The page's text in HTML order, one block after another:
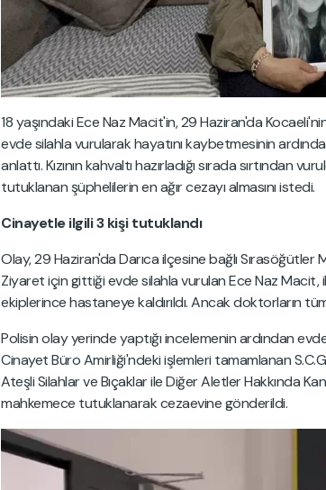
18 yaşındaki Ece Naz Macit'in, 29 Haziran'da
evde silahla vurularak hayatını kaybetmesinin
anlattı. Kızının kahvaltı hazırladığı sırada sırtından
tutuklanan şüphelilerin en ağır cezayı almasını istedi.
Cinayetle ilgili 3 kişi tutuklandı
Olay, 29 Haziran'da Darıca ilçesine bağlı
Ziyaret için gittiği evde silahla vurulan Ece Naz Macit,
ekiplerince hastaneye kaldırıldı. Ancak doktorların
Polisin olay yerinde yaptığı incelemenin ardından
Cinayet Büro Amirliği'ndeki işlemleri tamamlanan
Ateşli Silahlar ve Bıçaklar ile Diğer Aletler Hakkında
mahkemece tutuklanarak cezaevine gönderildi.